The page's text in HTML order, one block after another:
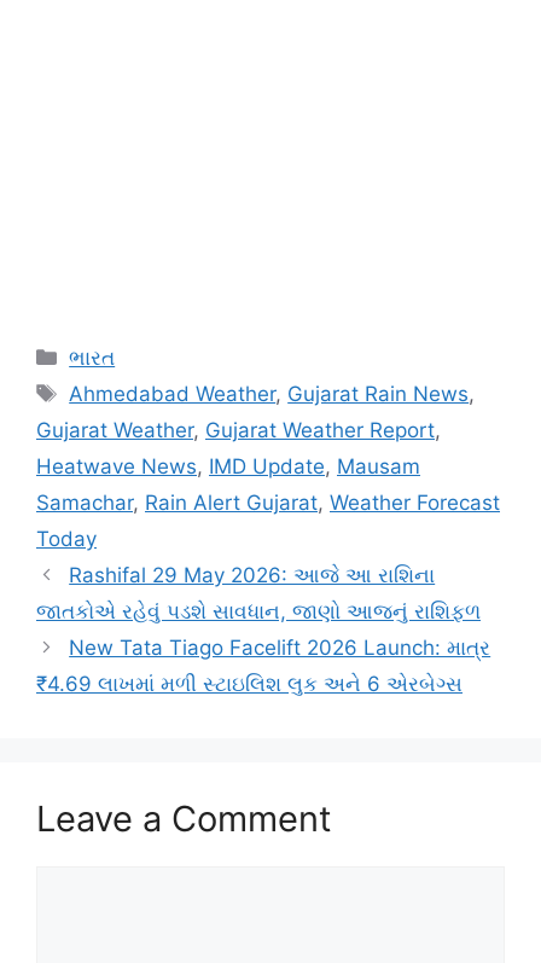
Categories
ભારત
Tags
Ahmedabad Weather, Gujarat Rain News,
Gujarat Weather, Gujarat Weather Report,
Heatwave News, IMD Update, Mausam
Samachar, Rain Alert Gujarat, Weather Forecast
Today
Rashifal 29 May 2026: આજે આ રાશિના
જાતકોએ રહેવું પડશે સાવધાન, જાણો આજનું રાશિફળ
New Tata Tiago Facelift 2026 Launch: માત્ર
₹4.69 લાખમાં મળી સ્ટાઇલિશ લુક અને 6 એરબેગ્સ
Leave a Comment